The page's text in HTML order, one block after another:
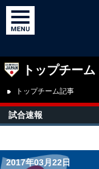
トップチーム
トップチーム記事
試合速報
2017年03月22日